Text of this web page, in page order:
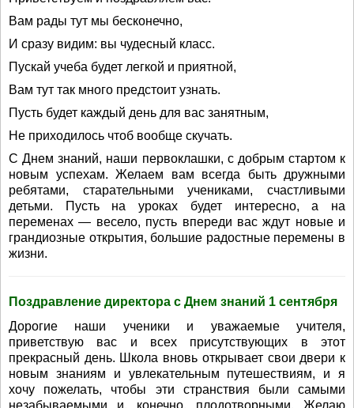
Вам рады тут мы бесконечно,
И сразу видим: вы чудесный класс.
Пускай учеба будет легкой и приятной,
Вам тут так много предстоит узнать.
Пусть будет каждый день для вас занятным,
Не приходилось чтоб вообще скучать.
С Днем знаний, наши первоклашки, с добрым стартом к
новым успехам. Желаем вам всегда быть дружными
ребятами, старательными учениками, счастливыми
детьми. Пусть на уроках будет интересно, а на
переменах — весело, пусть впереди вас ждут новые и
грандиозные открытия, большие радостные перемены в
жизни.
Поздравление директора с Днем знаний 1 сентября
Дорогие наши ученики и уважаемые учителя,
приветствую вас и всех присутствующих в этот
прекрасный день. Школа вновь открывает свои двери к
новым знаниям и увлекательным путешествиям, и я
хочу пожелать, чтобы эти странствия были самыми
незабываемыми и, конечно, плодотворными. Желаю